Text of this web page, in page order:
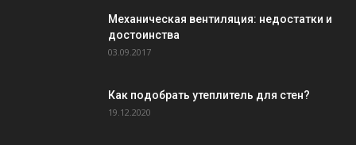
Механическая вентиляция: недостатки и
достоинства
03.09.2017
Как подобрать утеплитель для стен?
19.12.2020